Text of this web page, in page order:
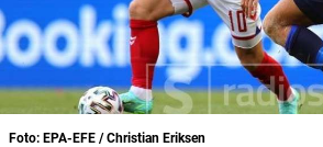
Foto: EPA-EFE / Christian Eriksen